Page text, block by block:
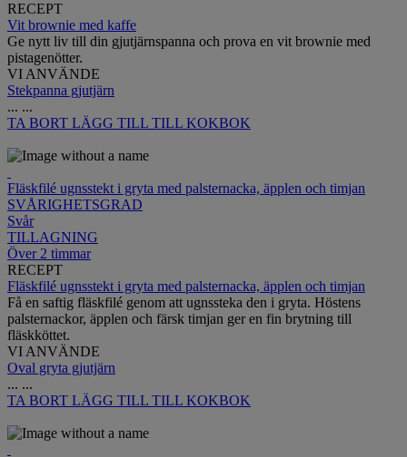
RECEPT
Vit brownie med kaffe
Ge nytt liv till din gjutjärnspanna och prova en vit brownie med
pistagenötter.
VI ANVÄNDE
Stekpanna gjutjärn
... ...
TA BORT LÄGG TILL TILL KOKBOK
Fläskfilé ugnsstekt i gryta med palsternacka, äpplen och timjan
SVÅRIGHETSGRAD
Svår
TILLAGNING
Över 2 timmar
RECEPT
Fläskfilé ugnsstekt i gryta med palsternacka, äpplen och timjan
Få en saftig fläskfilé genom att ugnssteka den i gryta. Höstens
palsternackor, äpplen och färsk timjan ger en fin brytning till
fläskköttet.
VI ANVÄNDE
Oval gryta gjutjärn
... ...
TA BORT LÄGG TILL TILL KOKBOK